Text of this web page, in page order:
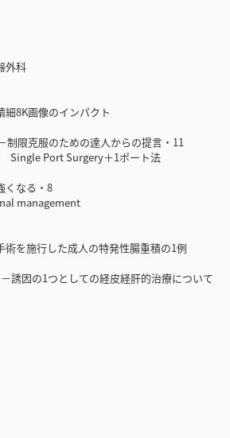
外科
8K画像のインパクト
限克服のための達人からの提言・11
Single Port Surgery＋1ポート法
くなる・8
management
術を施行した成人の特発性腸重積の1例
誘因の1つとしての経皮経肝的治療について